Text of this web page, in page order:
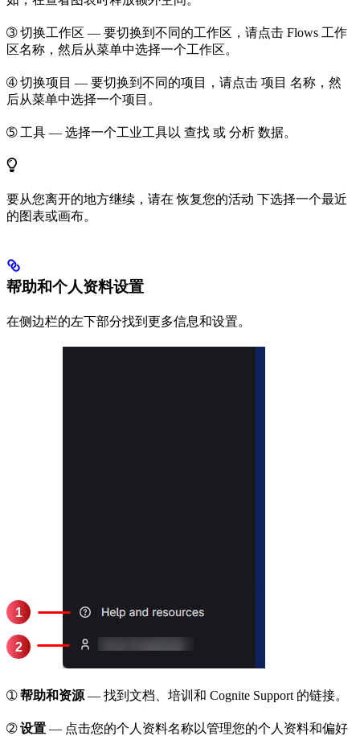
➂切换工作区 — 要切换到不同的工作区，请点击 Flows 工作
区名称，然后从菜单中选择一个工作区。
➃切换项目 — 要切换到不同的项目，请点击 项目 名称，然
后从菜单中选择一个项目。
➄ 工具 — 选择一个工业工具以 查找 或 分析 数据。
要从您离开的地方继续，请在恢复您的活动 下选择一个最近
的图表或画布。
帮助和个人资料设置
在侧边栏的左下部分找到更多信息和设置。
➀帮助和资源 — 找到文档、培训和 Cognite Support 的链接。
➁设置 — 点击您的个人资料名称以管理您的个人资料和偏好